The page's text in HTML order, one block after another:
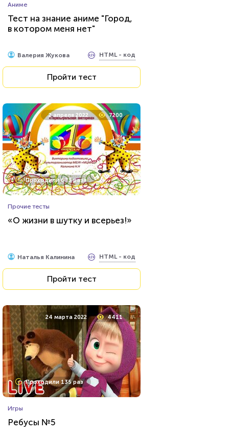
Ребусы №4
Пройти тест
29 декабря 2021 12317
Проходили 524 раза
Прочие тесты
Тест: Муниципальное право
Пройти тест
17 декабря 2021 6886
Проходили 1621 раз
Фильмы
Сможете назвать 100% этих
голливудских звёзд?
Аниме
Тест на знание аниме "Город,
в котором меня нет"
Валерия Жукова HTML - код
Пройти тест
2 апреля 2022 7200
Проходили 673 раза
Прочие тесты
«О жизни в шутку и всерьез!»
Наталья Калинина HTML - код
Пройти тест
24 марта 2022 4411
Проходили 135 раз
Игры
Ребусы №5